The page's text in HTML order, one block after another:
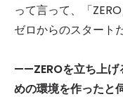
って言って、「
ゼロからのスタート
——ZEROを立ち上げ
めの環境を作ったと